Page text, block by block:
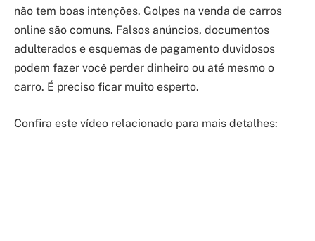
não tem boas intenções. Golpes na venda de carros
online são comuns. Falsos anúncios, documentos
adulterados e esquemas de pagamento duvidosos
podem fazer você perder dinheiro ou até mesmo o
carro. É preciso ficar muito esperto.
Confira este vídeo relacionado para mais detalhes: